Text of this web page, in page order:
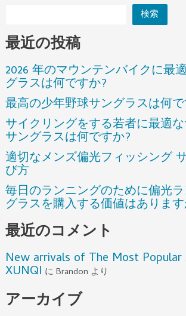
検索
最近の投稿
2026 年のマウンテンバイクに最
グラスは何ですか?
最高の少年野球サングラスは何
サイクリングをする若者に最適
サングラスは何ですか?
適切なメンズ偏光フィッシング
び方
毎日のランニングのために偏光
グラスを購入する価値はありま
最近のコメント
New arrivals of The Most Popular
XUNQI に Brandon より
アーカイブ